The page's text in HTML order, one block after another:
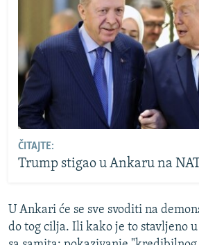
ČITAJTE:
Trump stigao u Ankaru na
U Ankari će se sve svoditi na
do tog cilja. Ili kako je to stavljeno